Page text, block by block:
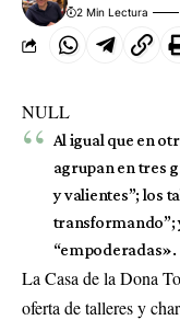
2 Min Lectura
NULL
Al igual que en
agrupan en tres
y valientes”; los
transformando”;
“empoderadas».
La Casa de la Dona
oferta de talleres y